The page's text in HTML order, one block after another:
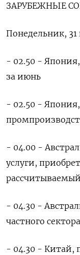
ЗАРУБЕЖНЫЕ
Понедельник,
- 02.50 -
за июнь
- 02.50 -
- 04.00 -
услуги,
- 04.30 -
частного
- 04.30 - Китай,